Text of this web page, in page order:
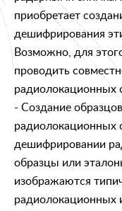
приобретает
дешифрирования
Возможно, для
проводить
радиолокационных
- Создание
радиолокационных
дешифрировании
образцы или
изображаются
радиолокационных